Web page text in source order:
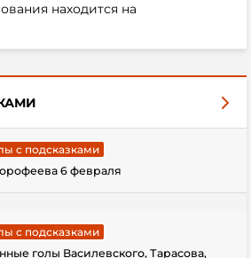
находится на
с подсказками
6 февраля
с подсказками
голы Василевского, Тарасова,